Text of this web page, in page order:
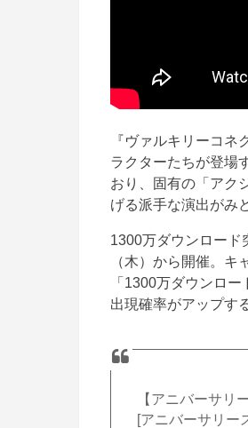
『ヴァルキリーコ
ラクターたちが登場
おり、固有の「アク
げる派手な演出がみ
1300万ダウンロード
（木）から開催。
「1300万ダウンロ
出現確率がアップす
【アニバーサリ
[アニバーサリー